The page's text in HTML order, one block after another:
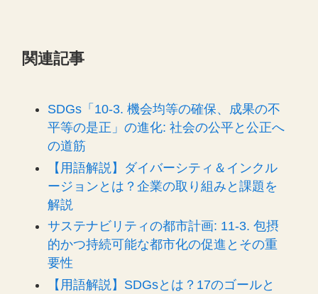
関連記事
SDGs「10-3. 機会均等の確保、成果の不
平等の是正」の進化: 社会の公平と公正へ
の道筋
【用語解説】ダイバーシティ＆インクル
ージョンとは？企業の取り組みと課題を
解説
サステナビリティの都市計画: 11-3. 包摂
的かつ持続可能な都市化の促進とその重
要性
【用語解説】SDGsとは？17のゴールと